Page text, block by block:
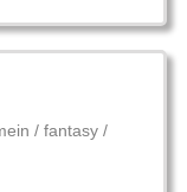
/ fantasy /